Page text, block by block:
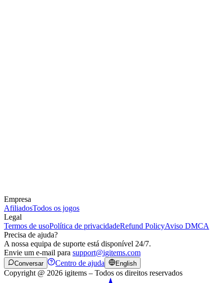
Empresa
AfiliadosTodos os jogos
Legal
Termos de usoPolítica de privacidadeRefund PolicyAviso DMCA
Precisa de ajuda?
A nossa equipa de suporte está disponível 24/7.
Envie um e-mail para support@igitems.com
Conversar Centro de ajuda English
Copyright @ 2026 igitems – Todos os direitos reservados